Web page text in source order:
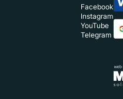
Facebook
Instagram
YouTube
Telegram